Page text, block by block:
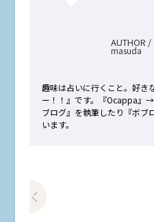
AUTHOR /
masuda
趣味は占いに行くこと。好き
ー！！』です。『Ocappa
ブログ』を執筆したり『ボブ
います。